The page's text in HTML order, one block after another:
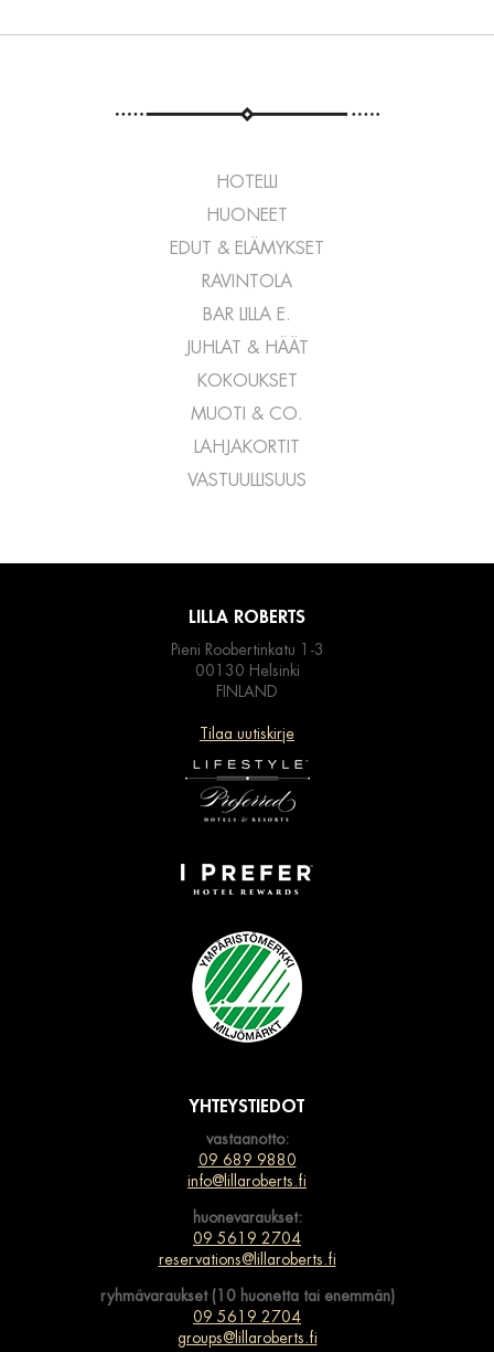
HOTELLI
HUONEET
EDUT & ELÄMYKSET
RAVINTOLA
BAR LILLA E.
JUHLAT & HÄÄT
KOKOUKSET
MUOTI & CO.
LAHJAKORTIT
VASTUULLISUUS
LILLA ROBERTS
Pieni Roobertinkatu 1-3
00130 Helsinki
FINLAND
Tilaa uutiskirje
YHTEYSTIEDOT
vastaanotto:
09 689 9880
info@lillaroberts.fi
huonevaraukset:
09 5619 2704
reservations@lillaroberts.fi
ryhmävaraukset (10 huonetta tai enemmän)
09 5619 2704
groups@lillaroberts.fi